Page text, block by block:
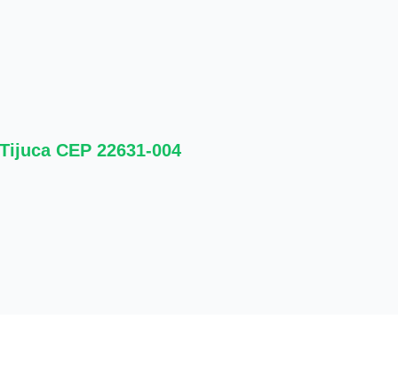
CEP 22631-004